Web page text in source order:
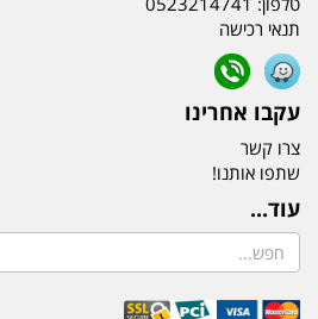
תנאי רכישה
עקבו אחרינו
צרו קשר
שתפו אותנו!
עוד...